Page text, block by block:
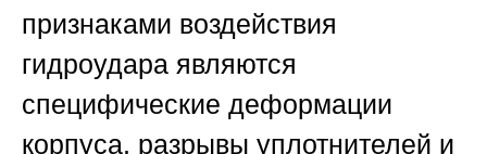
признаками воздействия
гидроудара являются
специфические деформации
корпуса, разрывы уплотнителей и